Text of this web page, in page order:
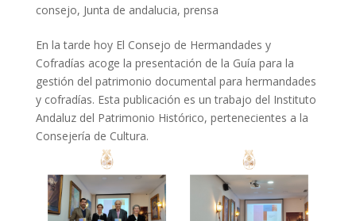
consejo, Junta de andalucia, prensa
En la tarde hoy El Consejo de Hermandades y
Cofradías acoge la presentación de la Guía para la
gestión del patrimonio documental para hermandades
y cofradías. Esta publicación es un trabajo del Instituto
Andaluz del Patrimonio Histórico, pertenecientes a la
Consejería de Cultura.